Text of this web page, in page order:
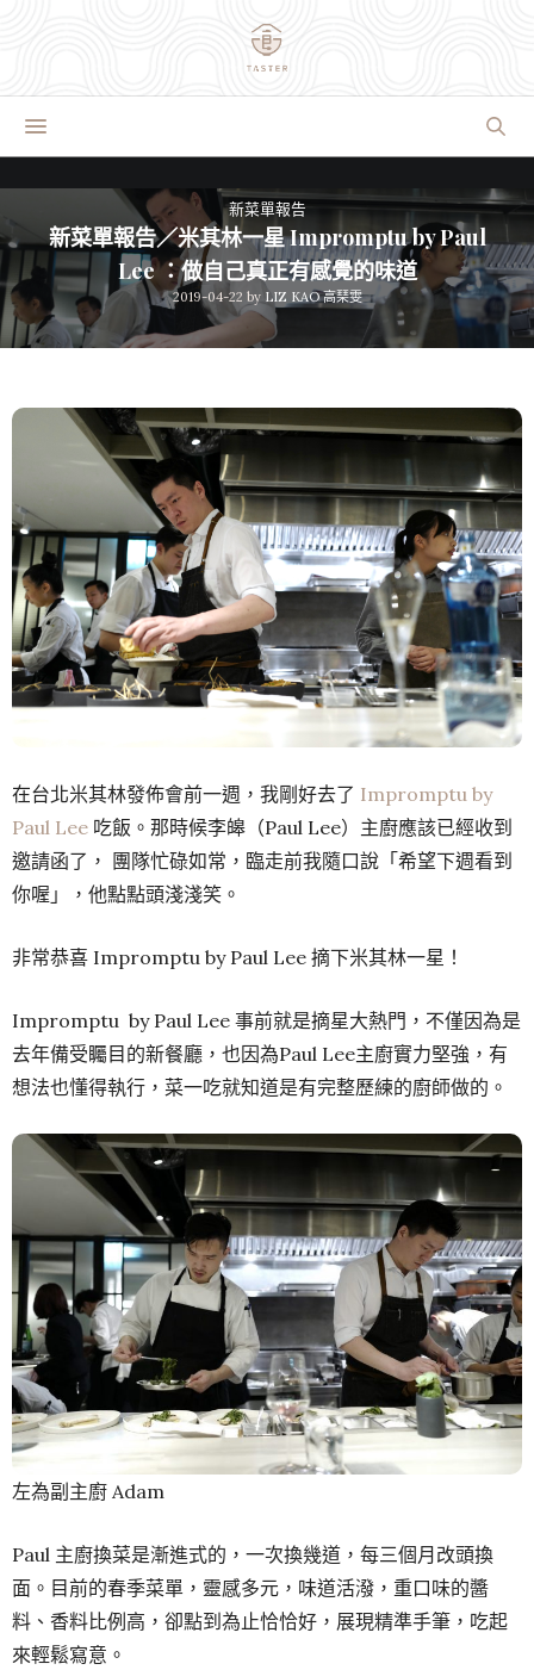
新菜單報告
新菜單報告／米其林一星 Impromptu by Paul
Lee ：做自己真正有感覺的味道
2019-04-22 by LIZ KAO 高琹雯
在台北米其林發佈會前一週，我剛好去了 Impromptu by
Paul Lee 吃飯。那時候李皞（Paul Lee）主廚應該已經收到
邀請函了， 團隊忙碌如常，臨走前我隨口說「希望下週看到
你喔」，他點點頭淺淺笑。
非常恭喜 Impromptu by Paul Lee 摘下米其林一星！
Impromptu by Paul Lee 事前就是摘星大熱門，不僅因為是
去年備受矚目的新餐廳，也因為Paul Lee主廚實力堅強，有
想法也懂得執行，菜一吃就知道是有完整歷練的廚師做的。
左為副主廚 Adam
Paul 主廚換菜是漸進式的，一次換幾道，每三個月改頭換
面。目前的春季菜單，靈感多元，味道活潑，重口味的醬
料、香料比例高，卻點到為止恰恰好，展現精準手筆，吃起
來輕鬆寫意。